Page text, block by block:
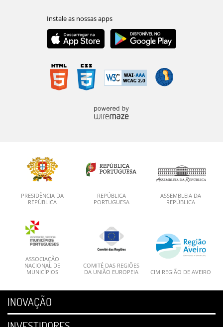
PRESIDÊNCIA DA
REPÚBLICA
REPÚBLICA
PORTUGUESA
ASSEMBLEIA DA
REPÚBLICA
ASSOCIAÇÃO
NACIONAL DE
MUNICÍPIOS
COMITÉ DAS REGIÕES
DA UNIÃO EUROPEIA
CIM REGIÃO DE AVEIRO
INOVAÇÃO